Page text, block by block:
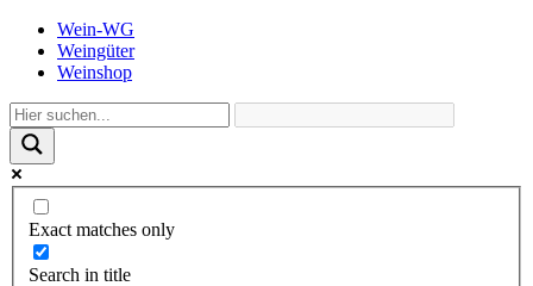
Wein-WG
Weingüter
Weinshop
Exact matches only
Search in title